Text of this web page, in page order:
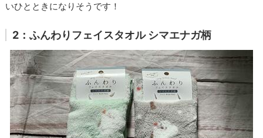
いひとときになりそうです！
2：ふんわりフェイスタオル シマエナガ柄